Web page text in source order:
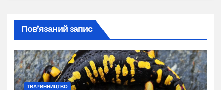
Пов’язаний запис
ТВАРИННИЦТВО